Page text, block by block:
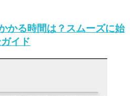
かる時間は？スムーズに始
イド